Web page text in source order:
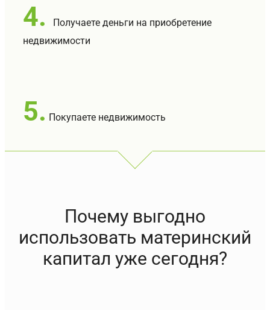
4.
Получаете деньги на приобретение
недвижимости
5. Покупаете недвижимость
Почему выгодно
использовать материнский
капитал уже сегодня?